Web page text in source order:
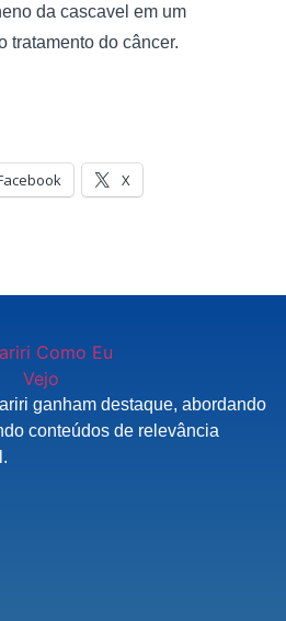
da cascavel em um
tratamento do câncer.
X
ganham destaque, abordando
conteúdos de relevância